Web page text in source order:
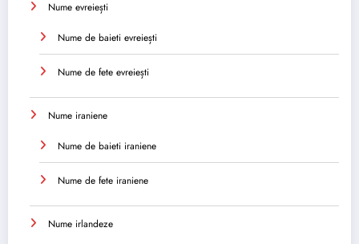
Nume evreiești
Nume de baieti evreiești
Nume de fete evreiești
Nume iraniene
Nume de baieti iraniene
Nume de fete iraniene
Nume irlandeze